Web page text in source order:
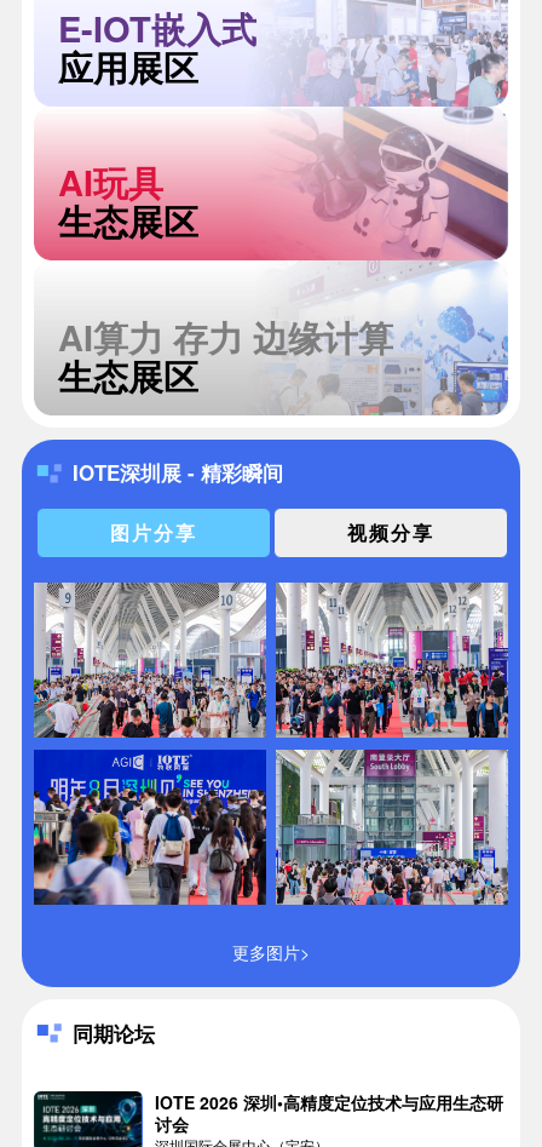
E-IOT嵌入式
应用展区
AI玩具
生态展区
AI算力 存力 边缘计算
生态展区
IOTE深圳展 - 精彩瞬间
图片分享 视频分享
更多图片>
同期论坛
IOTE 2026 深圳•高精度定位技术与应用生态研
讨会